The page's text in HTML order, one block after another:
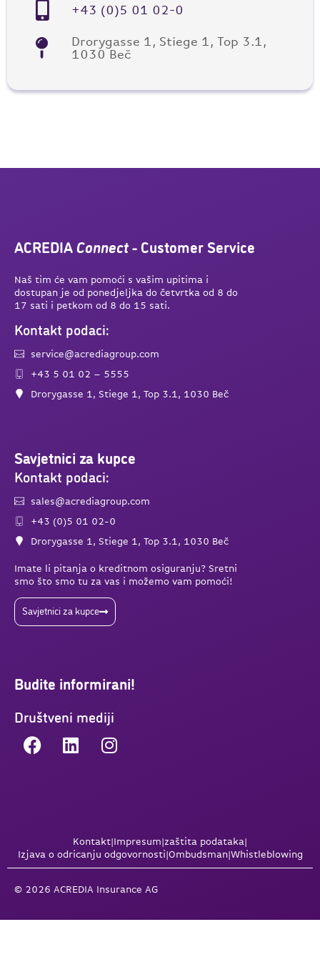
+43 (0)5 01 02-0
Drorygasse 1, Stiege 1, Top 3.1,
1030 Beč
ACREDIA Connect- Customer Service
Naš tim će vam pomoći s vašim upitima i
dostupan je od ponedjeljka do četvrtka od 8 do
17 sati i petkom od 8 do 15 sati.
Kontakt podaci:
service@acrediagroup.com
+43 5 01 02 – 5555
Drorygasse 1, Stiege 1, Top 3.1, 1030 Beč
Savjetnici za kupce
Kontakt podaci:
sales@acrediagroup.com
+43 (0)5 01 02-0
Drorygasse 1, Stiege 1, Top 3.1, 1030 Beč
Imate li pitanja o kreditnom osiguranju? Sretni
smo što smo tu za vas i možemo vam pomoći!
Savjetnici za kupce
Budite informirani!
Društveni mediji
Kontakt|Impresum|zaštita podataka|
Izjava o odricanju odgovornosti|Ombudsman|Whistleblowing
© 2026 ACREDIA Insurance AG